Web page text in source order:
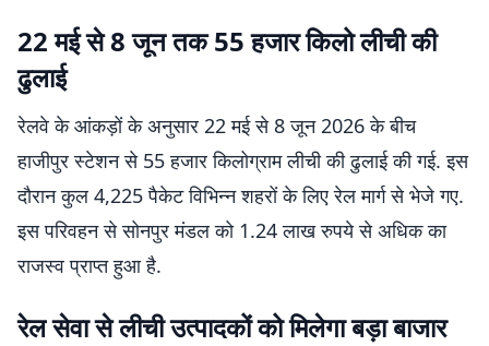
22 मई से 8 जून तक 55 हजार किलो लीची की
ढुलाई
रेलवे के आंकड़ों के अनुसार 22 मई से 8 जून 2026 के बीच
हाजीपुर स्टेशन से 55 हजार किलोग्राम लीची की ढुलाई की गई. इस
दौरान कुल 4,225 पैकेट विभिन्न शहरों के लिए रेल मार्ग से भेजे गए.
इस परिवहन से सोनपुर मंडल को 1.24 लाख रुपये से अधिक का
राजस्व प्राप्त हुआ है.
रेल सेवा से लीची उत्पादकों को मिलेगा बड़ा बाजार